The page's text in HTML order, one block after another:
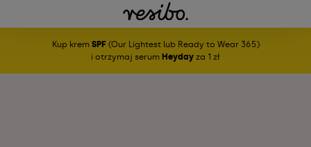
Kup kremSPF (Our Lightest lub Ready to Wear 365)
i otrzymaj serum Heyday za 1 zł